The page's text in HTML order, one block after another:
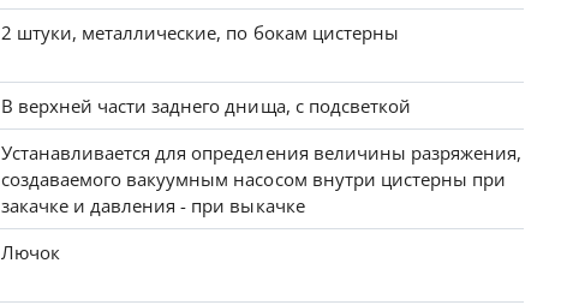
2 штуки, металлические, по бокам цистерны
В верхней части заднего днища, с подсветкой
Устанавливается для определения величины разряжения,
создаваемого вакуумным насосом внутри цистерны при
закачке и давления - при выкачке
Лючок